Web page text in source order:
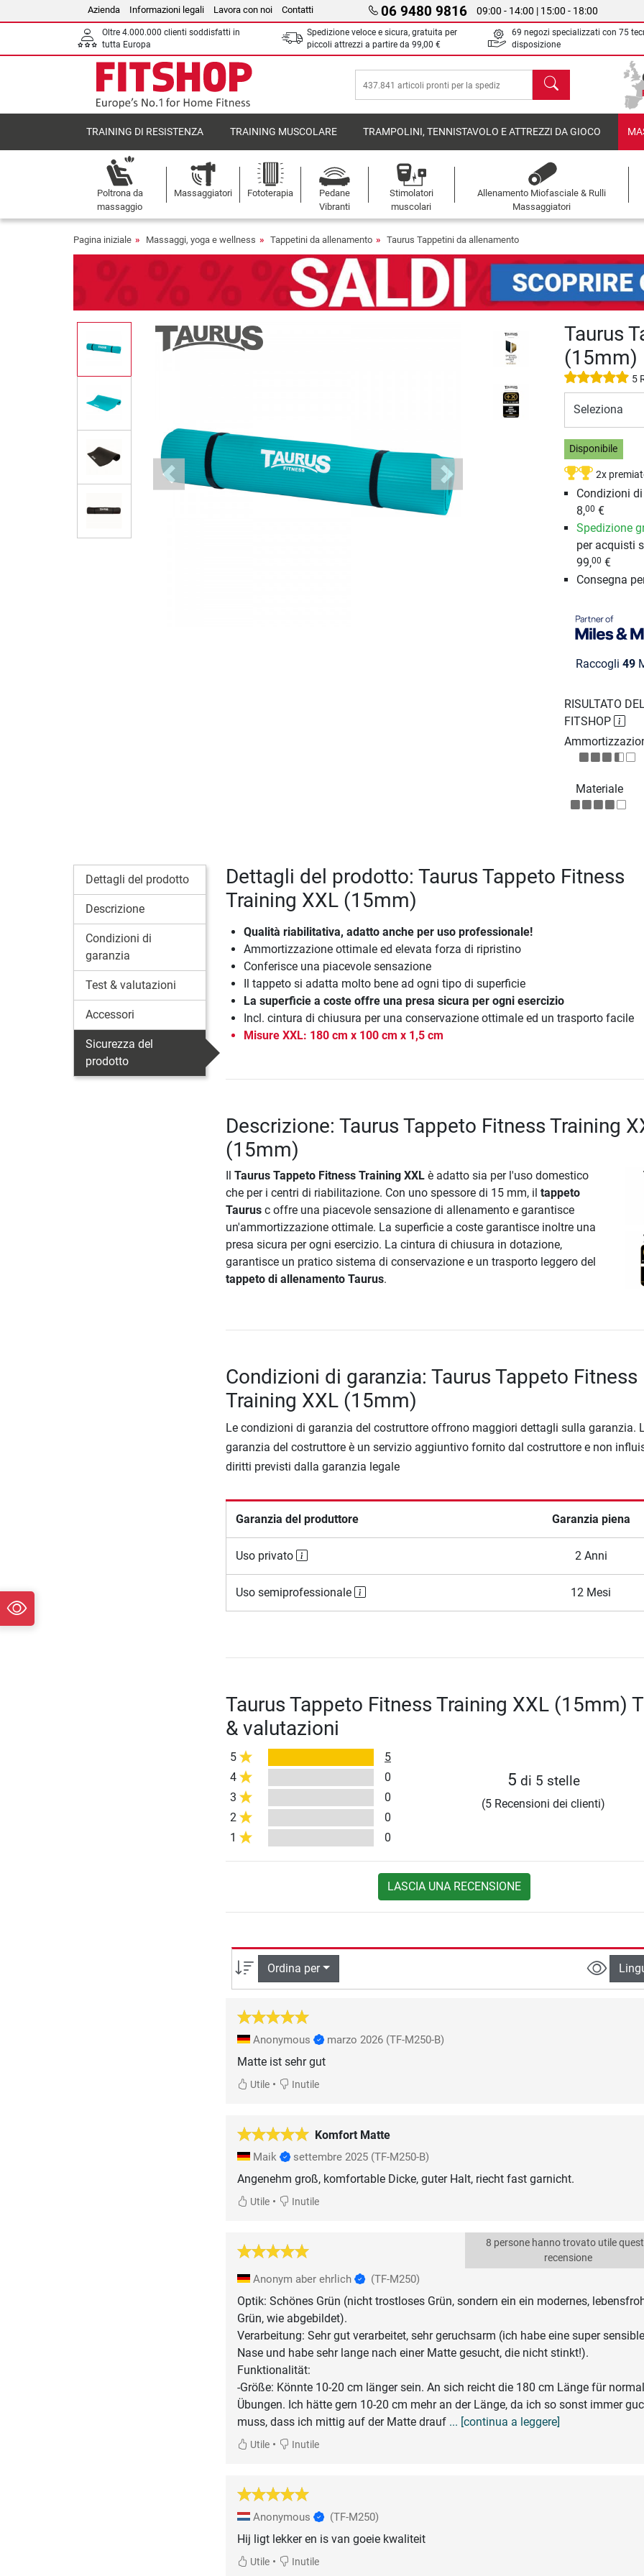
Azienda Informazioni legali Lavora con noi Contatti 06 9480 9816 09:00 - 14:00 | 15:00 - 18:00
Oltre 4.000.000 clienti soddisfatti in
tutta Europa
Spedizione veloce e sicura, gratuita per
piccoli attrezzi a partire da 99,00 €
69 negozi specializzati con 75
disposizione
Cerca
TRAINING DI RESISTENZA TRAINING MUSCOLARE TRAMPOLINI, TENNISTAVOLO E ATTREZZI DA GIOCO
Poltrona da
massaggio
Massaggiatori Fototerapia
Pedane
Vibranti
Stimolatori
muscolari
Allenamento Miofasciale & Rulli
Massaggiatori
Pagina iniziale Massaggi, yoga e wellness Tappetini da allenamento Taurus Tappetini da allenamento
Previous Next
Taurus
(15mm)
5
Seleziona
Disponibile
2x
Condizioni
8,00 €
Spedizione
per acquisti
99,00 €
Consegna
Raccogli 49
RISULTATO
FITSHOP
Materiale
Dettagli del prodotto
Descrizione
Condizioni di
garanzia
Test & valutazioni
Accessori
Sicurezza del
prodotto
Dettagli del prodotto: Taurus Tappeto Fitness
Training XXL (15mm)
Qualità riabilitativa, adatto anche per uso professionale!
Ammortizzazione ottimale ed elevata forza di ripristino
Conferisce una piacevole sensazione
Il tappeto si adatta molto bene ad ogni tipo di superficie
La superficie a coste offre una presa sicura per ogni esercizio
Incl. cintura di chiusura per una conservazione ottimale ed un trasporto facile
Misure XXL: 180 cm x 100 cm x 1,5 cm
Descrizione: Taurus Tappeto Fitness Training
(15mm)
Il Taurus Tappeto Fitness Training XXLè adatto sia per l'uso domestico
che per i centri di riabilitazione. Con uno spessore di 15 mm, il tappeto
Taurusc offre una piacevole sensazione di allenamento e garantisce
un'ammortizzazione ottimale. La superficie a coste garantisce inoltre una
presa sicura per ogni esercizio. La cintura di chiusura in dotazione,
garantisce un pratico sistema di conservazione e un trasporto leggero del
tappeto di allenamento Taurus.
Condizioni di garanzia: Taurus Tappeto Fitness
Training XXL (15mm)
Le condizioni di garanzia del costruttore offrono maggiori dettagli sulla garanzia.
garanzia del costruttore è un servizio aggiuntivo fornito dal costruttore e non
diritti previsti dalla garanzia legale
Garanzia del produttore Garanzia piena
Uso privato 2 Anni
Uso semiprofessionale 12 Mesi
Taurus Tappeto Fitness Training XXL (15mm)
& valutazioni
5
5
4
0
3
0
2
0
1
0
5 di 5 stelle
(5 Recensioni dei clienti)
LASCIA UNA RECENSIONE
Ordina per
Anonymous marzo 2026 (TF-M250-B)
Matte ist sehr gut
Utile• Inutile
Komfort Matte
Maik settembre 2025 (TF-M250-B)
Angenehm groß, komfortable Dicke, guter Halt, riecht fast garnicht.
Utile• Inutile
8 persone hanno trovato utile
recensione
Anonym aber ehrlich (TF-M250)
Optik: Schönes Grün (nicht trostloses Grün, sondern ein ein modernes,
Grün, wie abgebildet).
Verarbeitung: Sehr gut verarbeitet, sehr geruchsarm (ich habe eine super sensible
Nase und habe sehr lange nach einer Matte gesucht, die nicht stinkt!).
Funktionalität:
-Größe: Könnte 10-20 cm länger sein. An sich reicht die 180 cm Länge für
Übungen. Ich hätte gern 10-20 cm mehr an der Länge, da ich so sonst immer
muss, dass ich mittig auf der Matte drauf ... [continua a leggere]
Utile• Inutile
Anonymous (TF-M250)
Hij ligt lekker en is van goeie kwaliteit
Utile• Inutile